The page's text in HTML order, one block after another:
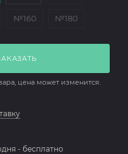
№160 №180
цена может изменится.
- бесплатно